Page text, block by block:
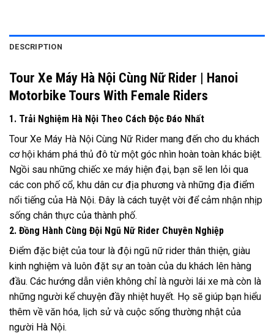
DESCRIPTION
Tour Xe Máy Hà Nội Cùng Nữ Rider | Hanoi
Motorbike Tours With Female Riders
1. Trải Nghiệm Hà Nội Theo Cách Độc Đáo Nhất
Tour Xe Máy Hà Nội Cùng Nữ Rider mang đến cho du khách
cơ hội khám phá thủ đô từ một góc nhìn hoàn toàn khác biệt.
Ngồi sau những chiếc xe máy hiện đại, bạn sẽ len lỏi qua
các con phố cổ, khu dân cư địa phương và những địa điểm
nổi tiếng của Hà Nội. Đây là cách tuyệt vời để cảm nhận nhịp
sống chân thực của thành phố.
2. Đồng Hành Cùng Đội Ngũ Nữ Rider Chuyên Nghiệp
Điểm đặc biệt của tour là đội ngũ nữ rider thân thiện, giàu
kinh nghiệm và luôn đặt sự an toàn của du khách lên hàng
đầu. Các hướng dẫn viên không chỉ là người lái xe mà còn là
những người kể chuyện đầy nhiệt huyết. Họ sẽ giúp bạn hiểu
thêm về văn hóa, lịch sử và cuộc sống thường nhật của
người Hà Nội.